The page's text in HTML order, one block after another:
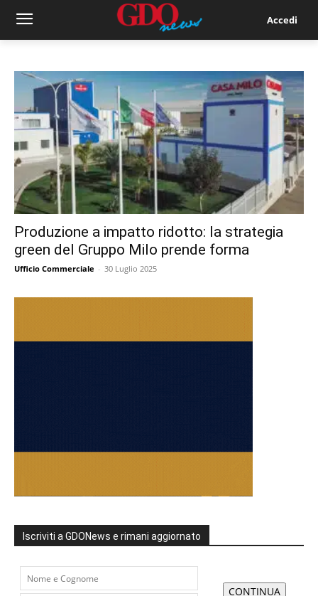
Accedi
Produzione a impatto ridotto: la strategia
green del Gruppo Milo prende forma
Ufficio Commerciale - 30 Luglio 2025
Iscriviti a GDONews e rimani aggiornato